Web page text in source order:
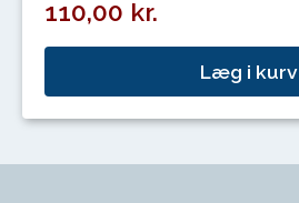
110,00 kr.
Læg i kurv